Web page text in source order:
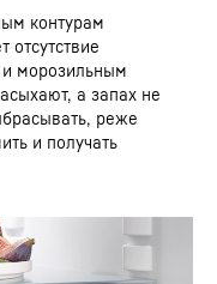
контурам
отсутствие
морозильным
а запах не
реже
и получать